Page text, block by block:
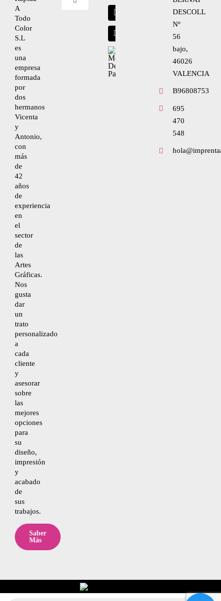
A
Todo
Color
S.L
es
una
empresa
formada
por
dos
hermanos
Vicenta
y
Antonio,
con
más
de
42
años
de
experiencia
en
el
sector
de
las
Artes
Gráficas.
Nos
gusta
dar
un
trato
personalizado
a
cada
cliente
y
asesorar
sobre
las
mejores
opciones
para
su
diseño,
impresión
y
acabado
de
sus
trabajos.
Saber
Más
Toggle
Condiciones de uso
DESCOLL
Nº
56
bajo,
46026
VALENCIA
B96808753
695
470
548